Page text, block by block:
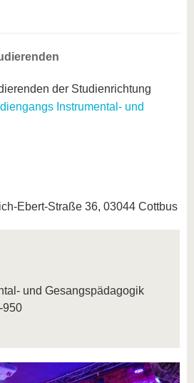
der Studienrichtung
Instrumental- und
Ebert-Straße 36, 03044 Cottbus
und Gesangspädagogik
950